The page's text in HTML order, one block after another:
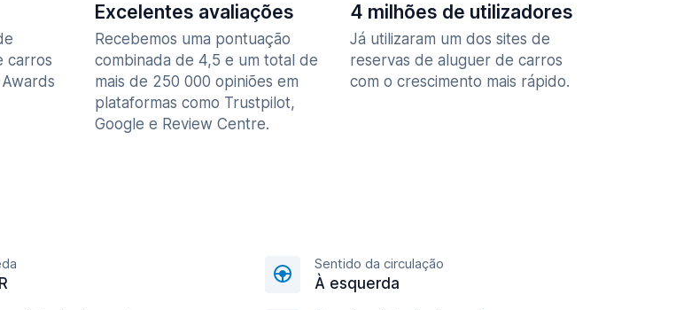
carros
Excelentes avaliações
Recebemos uma pontuação
combinada de 4,5 e um total de
mais de 250 000 opiniões em
plataformas como Trustpilot,
Google e Review Centre.
4 milhões de utilizadores
Já utilizaram um dos sites de
reservas de aluguer de carros
com o crescimento mais rápido.
Sentido da circulação
À esquerda